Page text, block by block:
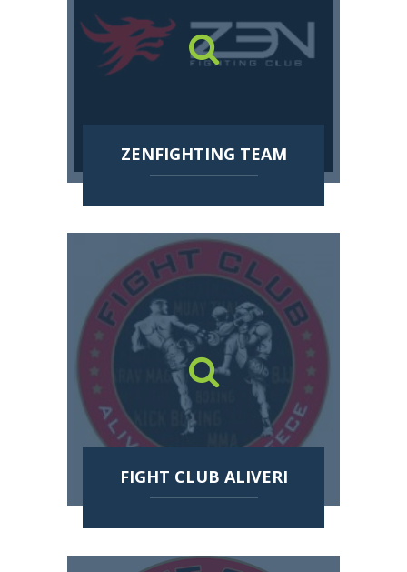
ZENFIGHTING TEAM
FIGHT CLUB ALIVERI